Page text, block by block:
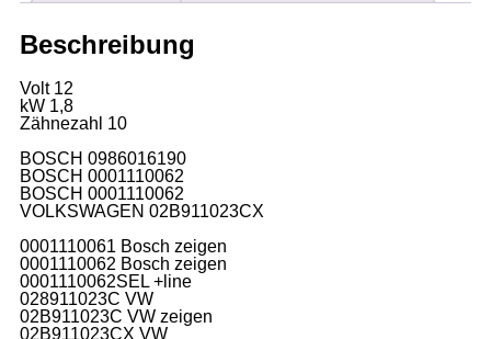
Beschreibung
Volt 12
kW 1,8
Zähnezahl 10
BOSCH 0986016190
BOSCH 0001110062
BOSCH 0001110062
VOLKSWAGEN 02B911023CX
0001110061 Bosch zeigen
0001110062 Bosch zeigen
0001110062SEL +line
028911023C VW
02B911023C VW zeigen
02B911023CX VW